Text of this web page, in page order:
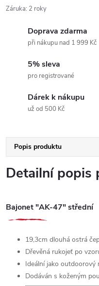
Záruka: 2 roky
Doprava zdarma
při nákupu nad 1 999 Kč
5% sleva
pro registrované
Dárek k nákupu
už od 500 Kč
Popis produktu
Detailní popis
Bajonet "AK-47" střední
19,3cm dlouhá ostrá
Dřevěná rukojeť po
Ideální jako outdoorový
Dodáván s koženým